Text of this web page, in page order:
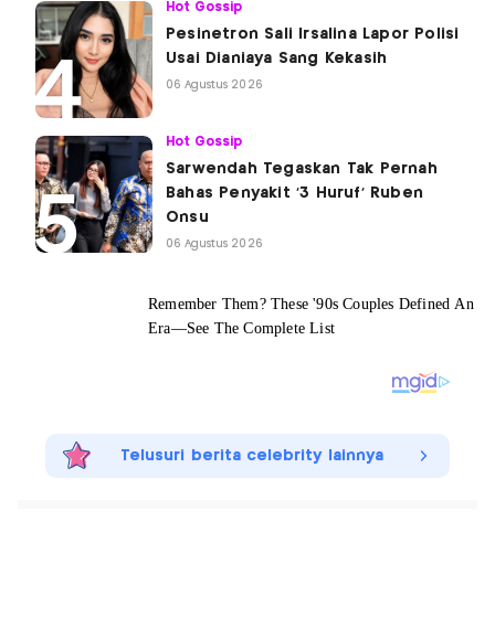
Hot Gossip
Pesinetron Sali Irsalina Lapor Polisi
Usai Dianiaya Sang Kekasih
06 Agustus 2026
Hot Gossip
Sarwendah Tegaskan Tak Pernah
Bahas Penyakit '3 Huruf' Ruben
Onsu
06 Agustus 2026
Telusuri berita celebrity lainnya